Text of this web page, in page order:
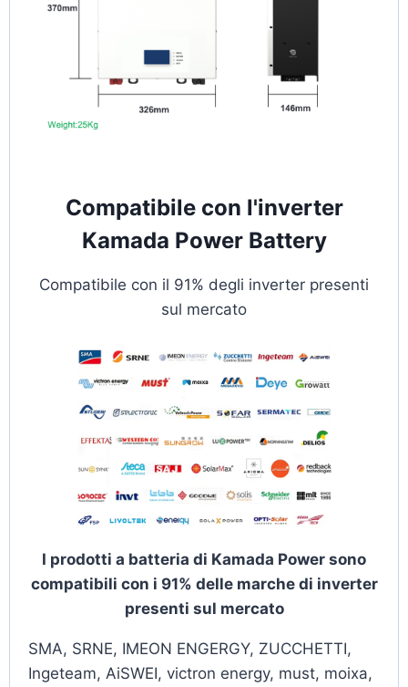
Compatibile con l'inverter
Kamada Power Battery
Compatibile con il 91% degli inverter presenti
sul mercato
I prodotti a batteria di Kamada Power sono
compatibili con i 91% delle marche di inverter
presenti sul mercato
SMA, SRNE, IMEON ENGERGY, ZUCCHETTI,
Ingeteam, AiSWEI, victron energy, must, moixa,